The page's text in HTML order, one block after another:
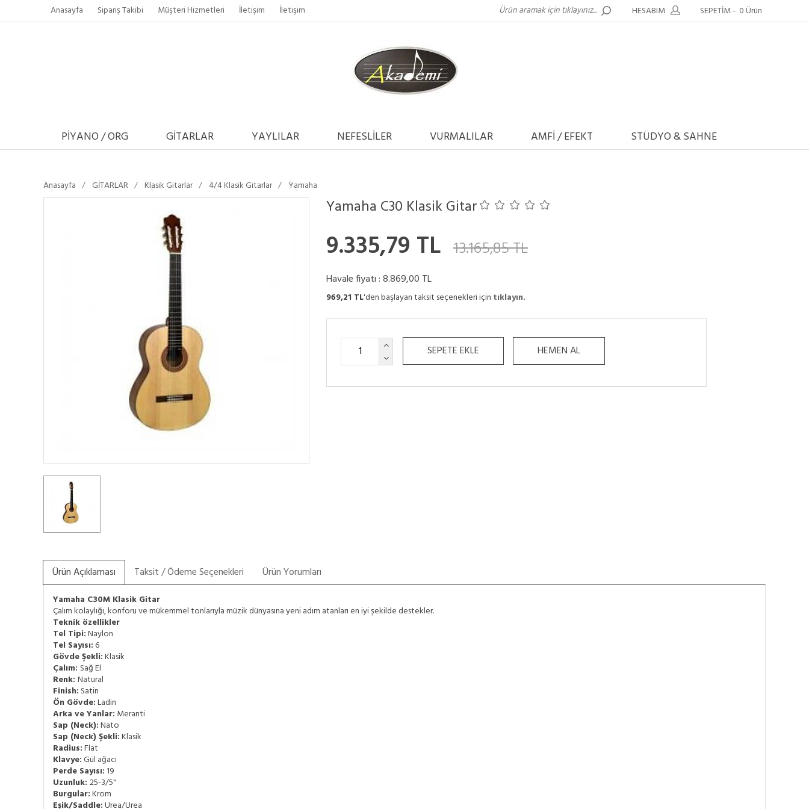
Anasayfa Sipariş Takibi Müşteri Hizmetleri İletişim İletişim HESABIM SEPETİM - 0 Ürün
PİYANO / ORG GİTARLAR YAYLILAR NEFESLİLER VURMALILAR AMFİ / EFEKT STÜDYO & SAHNE
Anasayfa GİTARLAR Klasik Gitarlar 4/4 Klasik Gitarlar Yamaha
Yamaha C30 Klasik Gitar
9.335,79 TL 13.165,85 TL
Havale fiyatı :8.869,00 TL
969,21 TL'den başlayan taksit seçenekleri için tıklayın.
Ürün Açıklaması Taksit / Ödeme Seçenekleri Ürün Yorumları
Yamaha C30M Klasik Gitar
Çalım kolaylığı, konforu ve mükemmel tonlarıyla müzik dünyasına yeni adım atanları en iyi şekilde destekler.
Teknik özellikler
Tel Tipi:Naylon
Tel Sayısı:6
Gövde Şekli:Klasik
Çalım: Sağ El
Renk: Natural
Finish: Satin
Ön Gövde:Ladin
Arka ve Yanlar: Meranti
Sap (Neck):Nato
Sap (Neck) Şekli:Klasik
Radius:Flat
Klavye:Gül ağacı
Perde Sayısı: 19
Uzunluk: 25-3/5"
Burgular:Krom
Eşik/Saddle:Urea/Urea